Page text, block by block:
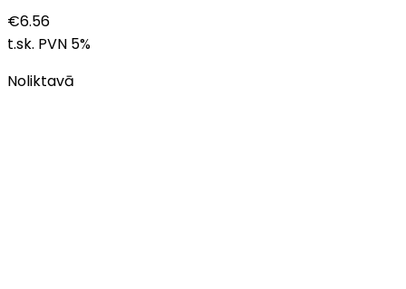
€6.56
t.sk. PVN 5%
Noliktavā